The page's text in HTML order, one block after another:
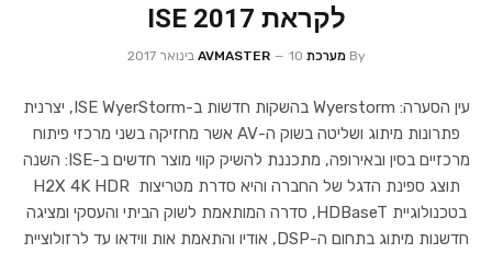
לקראת ISE 2017
By מערכת AVMASTER 10 בינואר 2017
עין הסערה: Wyerstorm בהשקות חדשות ב-ISE WyerStorm, יצרנית
פתרונות מיתוג ושליטה בשוק ה-AV אשר מחזיקה בשני מרכזי פיתוח
מרכזיים בסין ובאירופה, מתכננת להשיק קווי מוצר חדשים ב-ISE: השנה
תוצג ספינת הדגל של החברה והיא סדרת מטריצות H2X 4K HDR
בטכנולוגיית HDBaseT, סדרה המותאמת לשוק הביתי והעסקי ומציגה
חדשנות מיתוג בתחום ה-DSP, אודיו והתאמת אות ווידאו עד לרזולוציית